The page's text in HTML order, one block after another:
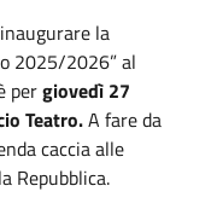
la
2025/2026” al
pergiovedì 27
Teatro.A fare da
caccia alle
Repubblica.